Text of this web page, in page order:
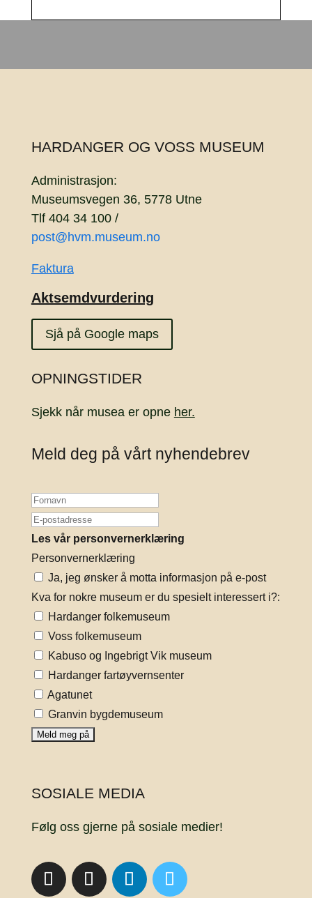
HARDANGER OG VOSS MUSEUM
Administrasjon:
Museumsvegen 36, 5778 Utne
Tlf 404 34 100 /
post@hvm.museum.no
Faktura
Aktsemdvurdering
Sjå på Google maps
OPNINGSTIDER
Sjekk når musea er opne her.
Meld deg på vårt nyhendebrev
Les vår personvernerklæring
Personvernerklæring
Ja, jeg ønsker å motta informasjon på e-post
Kva for nokre museum er du spesielt interessert i?:
Hardanger folkemuseum
Voss folkemuseum
Kabuso og Ingebrigt Vik museum
Hardanger fartøyvernsenter
Agatunet
Granvin bygdemuseum
SOSIALE MEDIA
Følg oss gjerne på sosiale medier!